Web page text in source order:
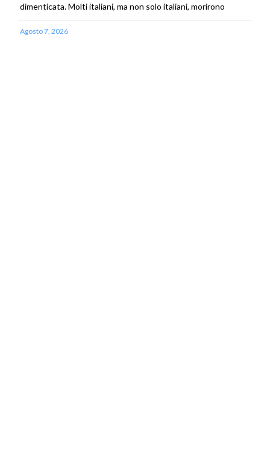
dimenticata. Molti italiani, ma non solo italiani, morirono
Agosto 7, 2026